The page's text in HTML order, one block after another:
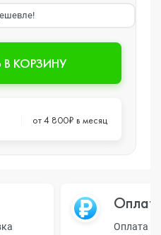
КОРЗИНУ
от 4 800₽ в месяц
Оплата